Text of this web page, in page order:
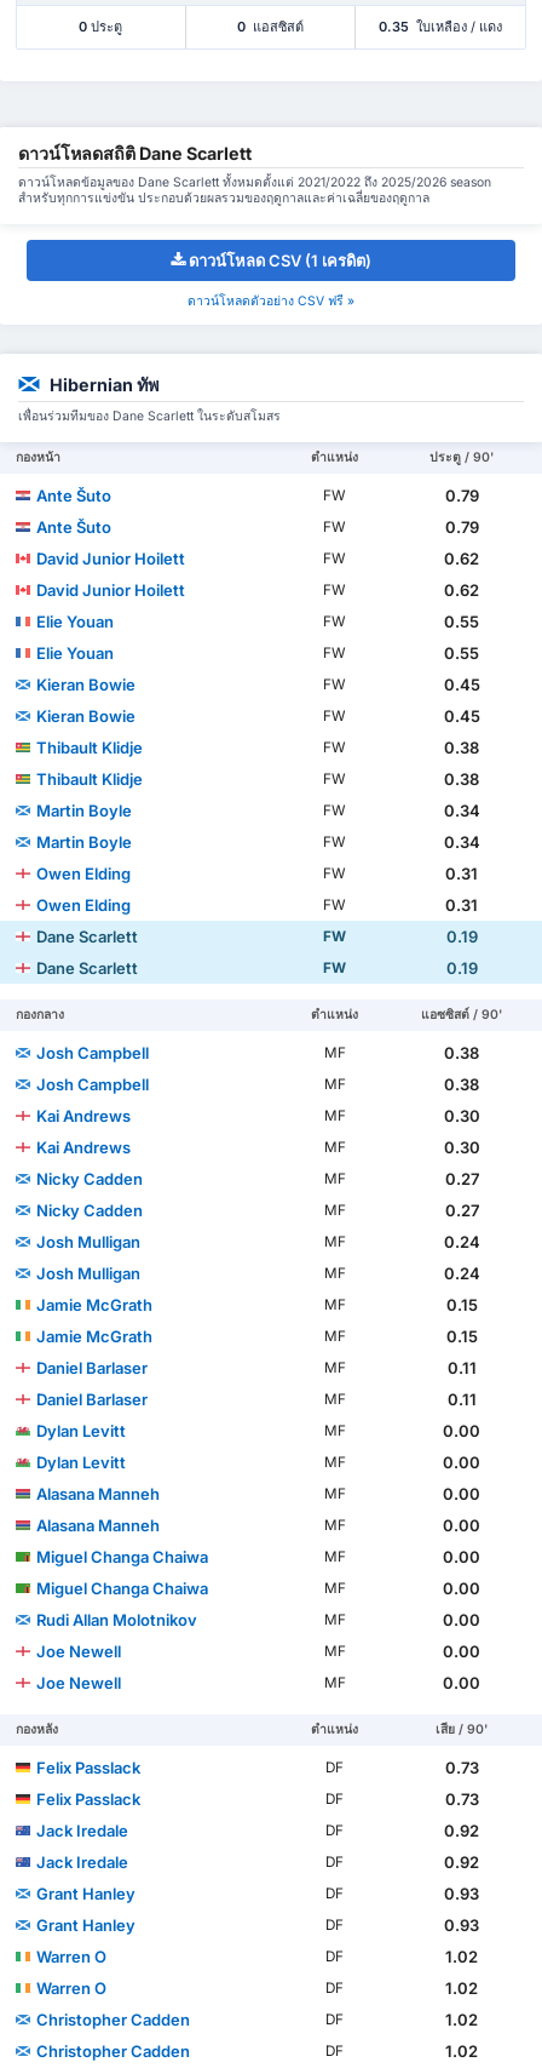
0 ประตู 0 แอสซิสต์ 0.35 ใบเหลือง / แดง
ดาวน์โหลดสถิติ Dane Scarlett
ดาวน์โหลดข้อมูลของ Dane Scarlett ทั้งหมดตั้งแต่ 2021/2022 ถึง 2025/2026 season
สำหรับทุกการแข่งขัน ประกอบด้วยผลรวมของฤดูกาลและค่าเฉลี่ยของฤดูกาล
ดาวน์โหลด CSV (1 เครดิต)
ดาวน์โหลดตัวอย่าง CSV ฟรี »
Hibernian ทัพ
เพื่อนร่วมทีมของ Dane Scarlett ในระดับสโมสร
กองหน้า ตำแหน่ง ประตู / 90'
Ante Šuto FW
0.79
Ante Šuto
FW
0.79
David Junior Hoilett
FW
0.62
David Junior Hoilett
FW
0.62
Elie Youan
FW
0.55
Elie Youan
FW
0.55
Kieran Bowie
FW
0.45
Kieran Bowie
FW
0.45
Thibault Klidje
FW
0.38
Thibault Klidje
FW
0.38
Martin Boyle
FW
0.34
Martin Boyle
FW
0.34
Owen Elding
FW
0.31
Owen Elding
FW
0.31
Dane Scarlett
FW
0.19
Dane Scarlett
FW 0.19
กองกลาง ตำแหน่ง แอซซิสต์ / 90'
Josh Campbell MF
0.38
Josh Campbell
MF
0.38
Kai Andrews
MF
0.30
Kai Andrews
MF
0.30
Nicky Cadden
MF
0.27
Nicky Cadden
MF
0.27
Josh Mulligan
MF
0.24
Josh Mulligan
MF
0.24
Jamie McGrath
MF
0.15
Jamie McGrath
MF
0.15
Daniel Barlaser
MF
0.11
Daniel Barlaser
MF
0.11
Dylan Levitt
MF
0.00
Dylan Levitt
MF
0.00
Alasana Manneh
MF
0.00
Alasana Manneh
MF
0.00
Miguel Changa Chaiwa
MF
0.00
Miguel Changa Chaiwa
MF
0.00
Rudi Allan Molotnikov
MF
0.00
Joe Newell
MF
0.00
Joe Newell
MF 0.00
กองหลัง ตำแหน่ง เสีย / 90'
Felix Passlack DF
0.73
Felix Passlack
DF
0.73
Jack Iredale
DF
0.92
Jack Iredale
DF
0.92
Grant Hanley
DF
0.93
Grant Hanley
DF
0.93
Warren O
DF
1.02
Warren O
DF
1.02
Christopher Cadden
DF
1.02
Christopher Cadden
DF 1.02